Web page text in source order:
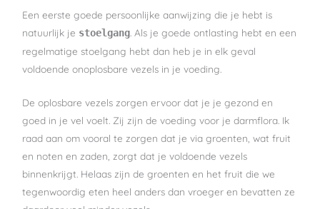
Een eerste goede persoonlijke aanwijzing die je hebt is
natuurlijk je stoelgang. Als je goede ontlasting hebt en een
regelmatige stoelgang hebt dan heb je in elk geval
voldoende onoplosbare vezels in je voeding.
De oplosbare vezels zorgen ervoor dat je je gezond en
goed in je vel voelt. Zij zijn de voeding voor je darmflora. Ik
raad aan om vooral te zorgen dat je via groenten, wat fruit
en noten en zaden, zorgt dat je voldoende vezels
binnenkrijgt. Helaas zijn de groenten en het fruit die we
tegenwoordig eten heel anders dan vroeger en bevatten ze